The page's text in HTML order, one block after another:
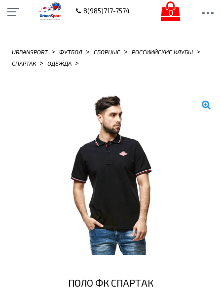
8(985)717-7574 0
URBANSPORT > ФУТБОЛ > СБОРНЫЕ > РОССИИЙСКИЕ КЛУБЫ >
СПАРТАК > ОДЕЖДА >
ПОЛО ФК СПАРТАК